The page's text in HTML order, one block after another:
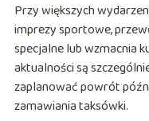
Przy większych
imprezy sportowe,
specjalne lub wzmacnia
aktualności są
zaplanować powrót
zamawiania taksówki.